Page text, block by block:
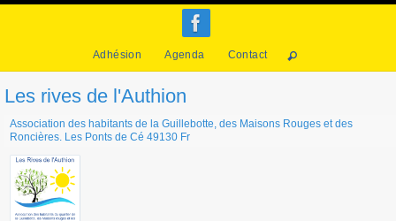
Adhésion Agenda Contact
Les rives de l'Authion
Association des habitants de la Guillebotte, des Maisons Rouges et des
Roncières. Les Ponts de Cé 49130 Fr